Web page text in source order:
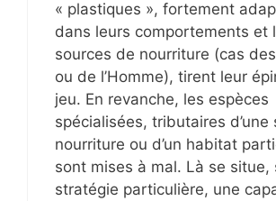
« plastiques », fortement
dans leurs comportements et
sources de nourriture (cas
ou de l’Homme), tirent leur
jeu. En revanche, les espèces
spécialisées, tributaires d’une
nourriture ou d’un habitat
sont mises à mal. Là se situe,
stratégie particulière, une